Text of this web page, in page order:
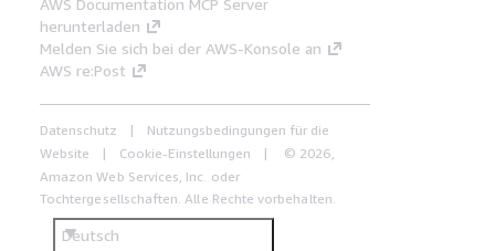
herunterladen
Melden Sie sich bei der AWS-Konsole an
AWS re:Post
Datenschutz
Nutzungsbedingungen für die
Website
Cookie-Einstellungen
© 2026,
Amazon Web Services, Inc. oder
Tochtergesellschaften. Alle Rechte vorbehalten.
Deutsch